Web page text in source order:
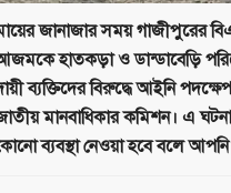
জানাজার সময় গাজীপুরের
হাতকড়া ও ডান্ডাবেড়ি
ব্যক্তিদের বিরুদ্ধে আইনি
মানবাধিকার কমিশন। এ
ব্যবস্থা নেওয়া হবে বলে